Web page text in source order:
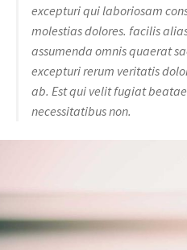
excepturi qui laboriosam
molestias dolores. facilis
assumenda omnis quaerat
excepturi rerum veritatis
ab. Est qui velit fugiat
necessitatibus non.